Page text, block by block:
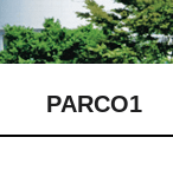
PARCO1